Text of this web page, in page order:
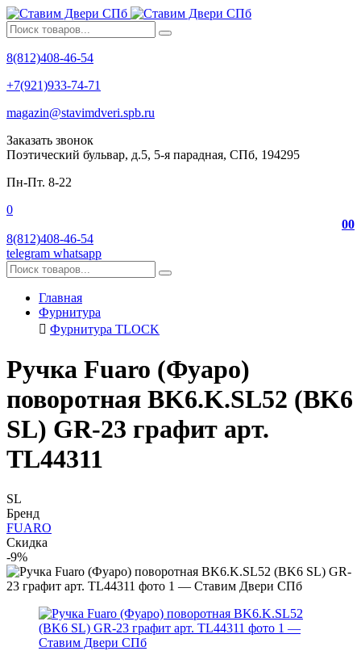
8(812)408-46-54
+7(921)933-74-71
magazin@stavimdveri.spb.ru
Заказать звонок
Поэтический бульвар, д.5, 5-я парадная, СПб, 194295
Пн-Пт. 8-22
0
00
8(812)408-46-54
telegram whatsapp
Главная
Фурнитура
Фурнитура TLOCK
Ручка Fuaro (Фуаро)
поворотная BK6.K.SL52 (BK6
SL) GR-23 графит арт.
TL44311
SL
Бренд
FUARO
Скидка
-9%